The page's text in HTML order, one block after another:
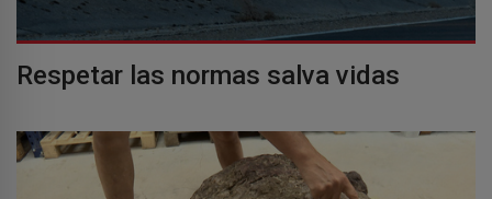
Respetar las normas salva vidas